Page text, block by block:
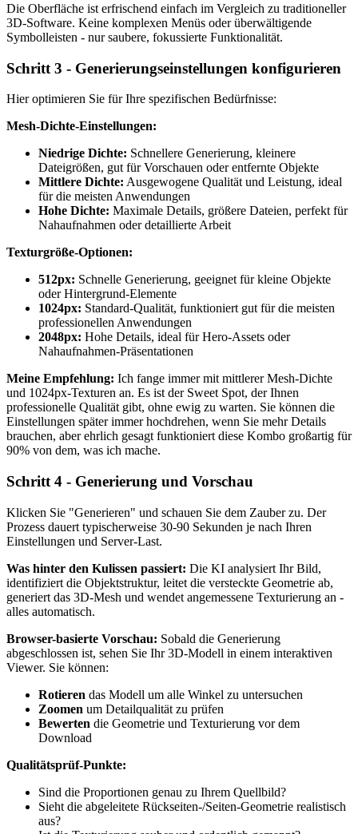
Die Oberfläche ist erfrischend einfach im Vergleich zu traditioneller
3D-Software. Keine komplexen Menüs oder überwältigende
Symbolleisten - nur saubere, fokussierte Funktionalität.
Schritt 3 - Generierungseinstellungen konfigurieren
Hier optimieren Sie für Ihre spezifischen Bedürfnisse:
Mesh-Dichte-Einstellungen:
Niedrige Dichte: Schnellere Generierung, kleinere
Dateigrößen, gut für Vorschauen oder entfernte Objekte
Mittlere Dichte: Ausgewogene Qualität und Leistung, ideal
für die meisten Anwendungen
Hohe Dichte: Maximale Details, größere Dateien, perfekt für
Nahaufnahmen oder detaillierte Arbeit
Texturgröße-Optionen:
512px: Schnelle Generierung, geeignet für kleine Objekte
oder Hintergrund-Elemente
1024px: Standard-Qualität, funktioniert gut für die meisten
professionellen Anwendungen
2048px: Hohe Details, ideal für Hero-Assets oder
Nahaufnahmen-Präsentationen
Meine Empfehlung: Ich fange immer mit mittlerer Mesh-Dichte
und 1024px-Texturen an. Es ist der Sweet Spot, der Ihnen
professionelle Qualität gibt, ohne ewig zu warten. Sie können die
Einstellungen später immer hochdrehen, wenn Sie mehr Details
brauchen, aber ehrlich gesagt funktioniert diese Kombo großartig für
90% von dem, was ich mache.
Schritt 4 - Generierung und Vorschau
Klicken Sie "Generieren" und schauen Sie dem Zauber zu. Der
Prozess dauert typischerweise 30-90 Sekunden je nach Ihren
Einstellungen und Server-Last.
Was hinter den Kulissen passiert: Die KI analysiert Ihr Bild,
identifiziert die Objektstruktur, leitet die versteckte Geometrie ab,
generiert das 3D-Mesh und wendet angemessene Texturierung an -
alles automatisch.
Browser-basierte Vorschau: Sobald die Generierung
abgeschlossen ist, sehen Sie Ihr 3D-Modell in einem interaktiven
Viewer. Sie können:
Rotieren das Modell um alle Winkel zu untersuchen
Zoomen um Detailqualität zu prüfen
Bewerten die Geometrie und Texturierung vor dem
Download
Qualitätsprüf-Punkte:
Sind die Proportionen genau zu Ihrem Quellbild?
Sieht die abgeleitete Rückseiten-/Seiten-Geometrie realistisch
aus?